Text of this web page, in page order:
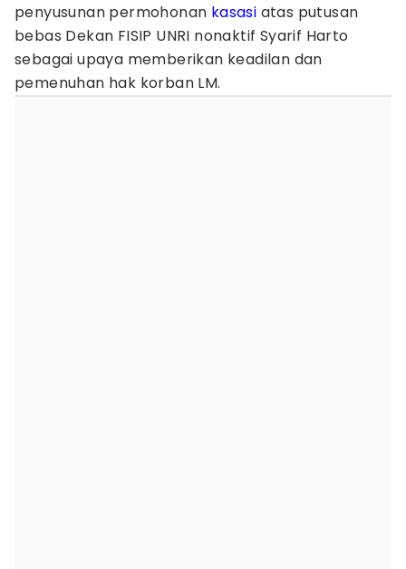
penyusunan permohonan kasasi atas putusan
bebas Dekan FISIP UNRI nonaktif Syarif Harto
sebagai upaya memberikan keadilan dan
pemenuhan hak korban LM.